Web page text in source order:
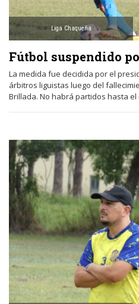
Liga Chaqueña
Fútbol suspendido
La medida fue decidida por el
árbitros liguistas luego del
Brillada. No habrá partidos hasta el